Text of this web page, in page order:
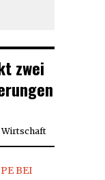
zwei
Wirtschaft
BEI